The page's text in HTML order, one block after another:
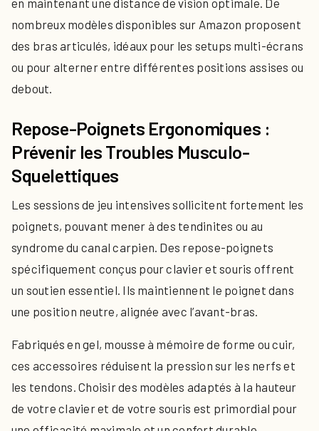
en maintenant une distance de vision optimale. De
nombreux modèles disponibles sur Amazon proposent
des bras articulés, idéaux pour les setups multi-écrans
ou pour alterner entre différentes positions assises ou
debout.
Repose-Poignets Ergonomiques :
Prévenir les Troubles Musculo-
Squelettiques
Les sessions de jeu intensives sollicitent fortement les
poignets, pouvant mener à des tendinites ou au
syndrome du canal carpien. Des repose-poignets
spécifiquement conçus pour clavier et souris offrent
un soutien essentiel. Ils maintiennent le poignet dans
une position neutre, alignée avec l’avant-bras.
Fabriqués en gel, mousse à mémoire de forme ou cuir,
ces accessoires réduisent la pression sur les nerfs et
les tendons. Choisir des modèles adaptés à la hauteur
de votre clavier et de votre souris est primordial pour